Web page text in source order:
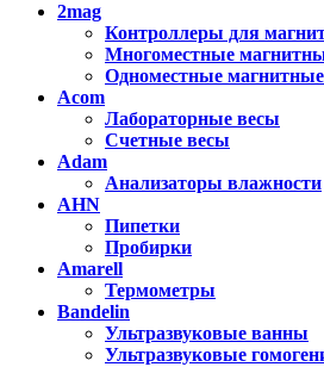
2mag
Контроллеры для
Многоместные
Одноместные
Acom
Лабораторные весы
Счетные весы
Adam
Анализаторы влажности
AHN
Пипетки
Пробирки
Amarell
Термометры
Bandelin
Ультразвуковые ванны
Ультразвуковые